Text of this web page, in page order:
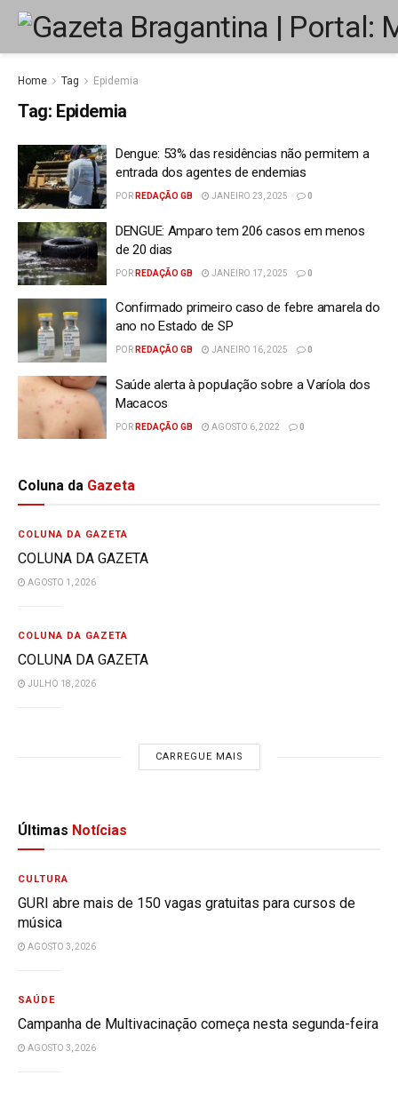
Home Tag Epidemia
Tag: Epidemia
Dengue: 53% das residências não permitem a
entrada dos agentes de endemias
POR REDAÇÃO GB JANEIRO 23, 2025 0
DENGUE: Amparo tem 206 casos em menos
de 20 dias
POR REDAÇÃO GB JANEIRO 17, 2025 0
Confirmado primeiro caso de febre amarela do
ano no Estado de SP
POR REDAÇÃO GB JANEIRO 16, 2025 0
Saúde alerta à população sobre a Varíola dos
Macacos
POR REDAÇÃO GB AGOSTO 6, 2022 0
Coluna da Gazeta
COLUNA DA GAZETA
COLUNA DA GAZETA
AGOSTO 1, 2026
COLUNA DA GAZETA
COLUNA DA GAZETA
JULHO 18, 2026
CARREGUE MAIS
Últimas Notícias
CULTURA
GURI abre mais de 150 vagas gratuitas para cursos de
música
AGOSTO 3, 2026
SAÚDE
Campanha de Multivacinação começa nesta segunda-feira
AGOSTO 3, 2026